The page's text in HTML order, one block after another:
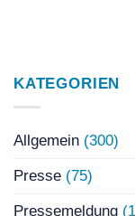
KATEGORIEN
Allgemein (300)
Presse (75)
Pressemeldung